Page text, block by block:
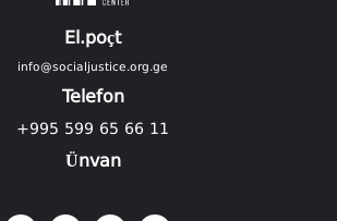
El.poçt
info@socialjustice.org.ge
Telefon
+995 599 65 66 11
Ünvan